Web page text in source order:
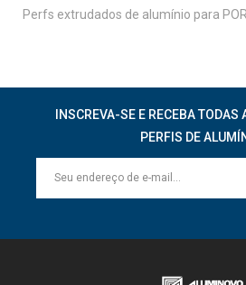
Perfs extrudados de alumínio para
INSCREVA-SE E RECEBA TODAS
PERFIS DE